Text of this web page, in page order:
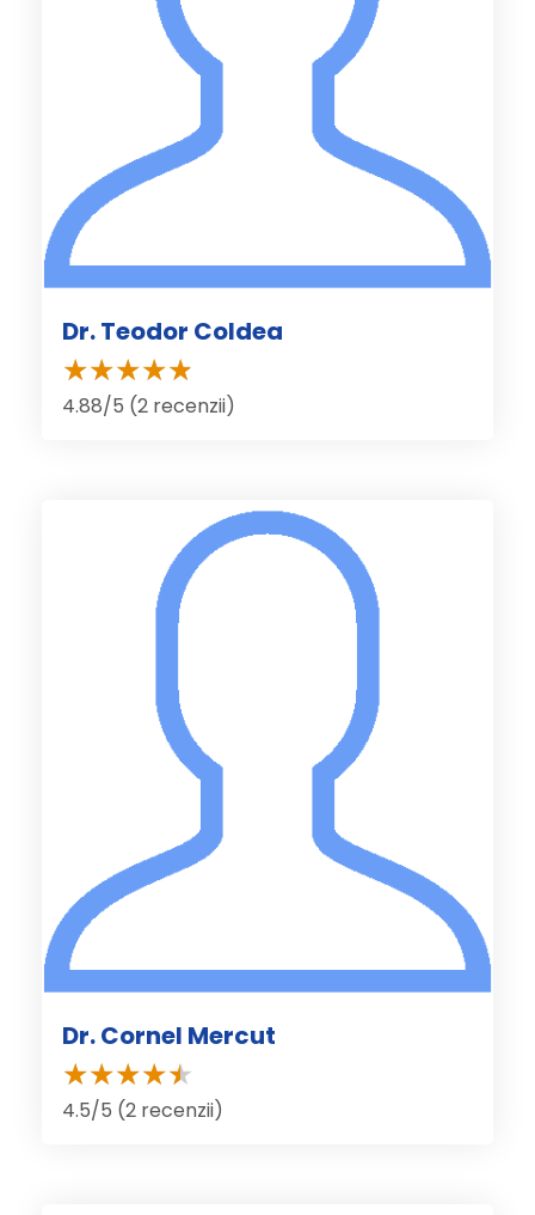
Dr. Teodor Coldea
4.88/5 (2 recenzii)
Dr. Cornel Mercut
4.5/5 (2 recenzii)